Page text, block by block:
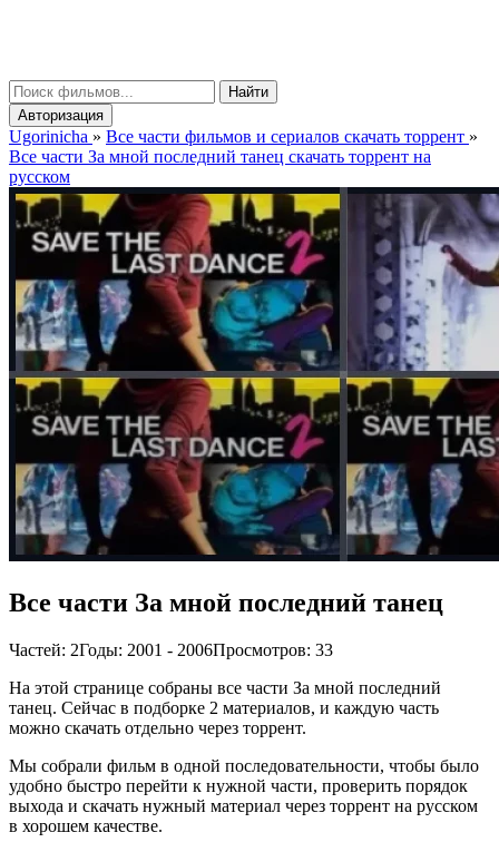
Найти
Авторизация
Ugorinicha » Все части фильмов и сериалов скачать торрент »
Все части За мной последний танец скачать торрент на
русском
Все части За мной последний танец
Частей: 2Годы: 2001 - 2006Просмотров: 33
На этой странице собраны все части За мной последний
танец. Сейчас в подборке 2 материалов, и каждую часть
можно скачать отдельно через торрент.
Мы собрали фильм в одной последовательности, чтобы было
удобно быстро перейти к нужной части, проверить порядок
выхода и скачать нужный материал через торрент на русском
в хорошем качестве.